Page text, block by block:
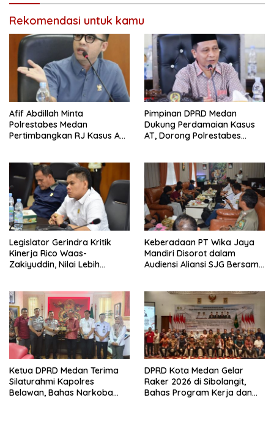
Rekomendasi untuk kamu
Afif Abdillah Minta
Polrestabes Medan
Pertimbangkan RJ Kasus AT
Pimpinan DPRD Medan
Dukung Perdamaian Kasus
AT, Dorong Polrestabes
Legislator Gerindra Kritik
Kinerja Rico Waas-
Zakiyuddin, Nilai Lebih
Keluhan Warga
Keberadaan PT Wika Jaya
Mandiri Disorot dalam
Audiensi Aliansi SJG Bersama
Ketua DPRD Medan Terima
Silaturahmi Kapolres
Belawan, Bahas Narkoba
DPRD Kota Medan Gelar
Raker 2026 di Sibolangit,
Bahas Program Kerja dan